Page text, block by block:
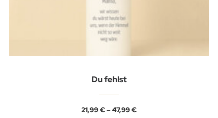
Du fehlst
21,99€–47,99€Preisspanne: